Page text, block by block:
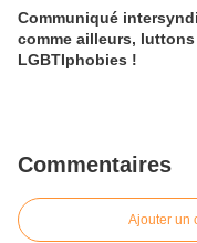
Communiqué
comme ailleurs,
LGBTIphobies !
Commentaires
Ajouter un